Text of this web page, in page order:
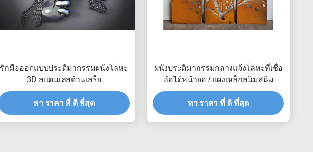
รักมือออกแบบประติมากรรมผนังโลหะ
3D สแตนเลสด้านเสร็จ
หา ราคา ที่ ดี ที่สุด
ผนังประติมากรรมกลางแจ้งโลหะที่เชื่อ
ถือได้หน้าจอ / แผงเหล็กสนิมสนิม
หา ราคา ที่ ดี ที่สุด